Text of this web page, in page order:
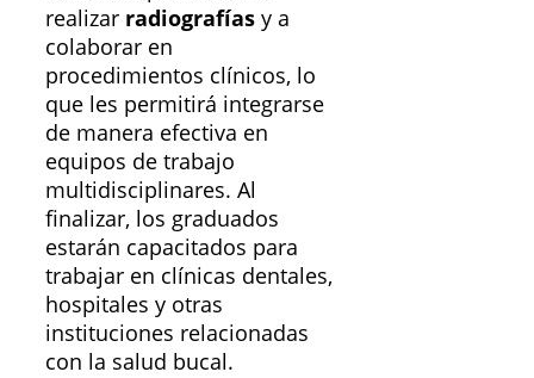
realizar radiografías y a
colaborar en
procedimientos clínicos, lo
que les permitirá integrarse
de manera efectiva en
equipos de trabajo
multidisciplinares. Al
finalizar, los graduados
estarán capacitados para
trabajar en clínicas dentales,
hospitales y otras
instituciones relacionadas
con la salud bucal.